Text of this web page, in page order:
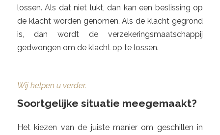
lossen. Als dat niet lukt, dan kan een beslissing op
de klacht worden genomen. Als de klacht gegrond
is, dan wordt de verzekeringsmaatschappij
gedwongen om de klacht op te lossen.
Wij helpen u verder.
Soortgelijke situatie meegemaakt?
Het kiezen van de juiste manier om geschillen in